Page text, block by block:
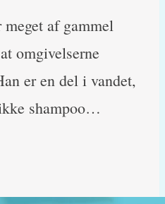
af gammel
omgivelserne
er en del i vandet,
shampoo…